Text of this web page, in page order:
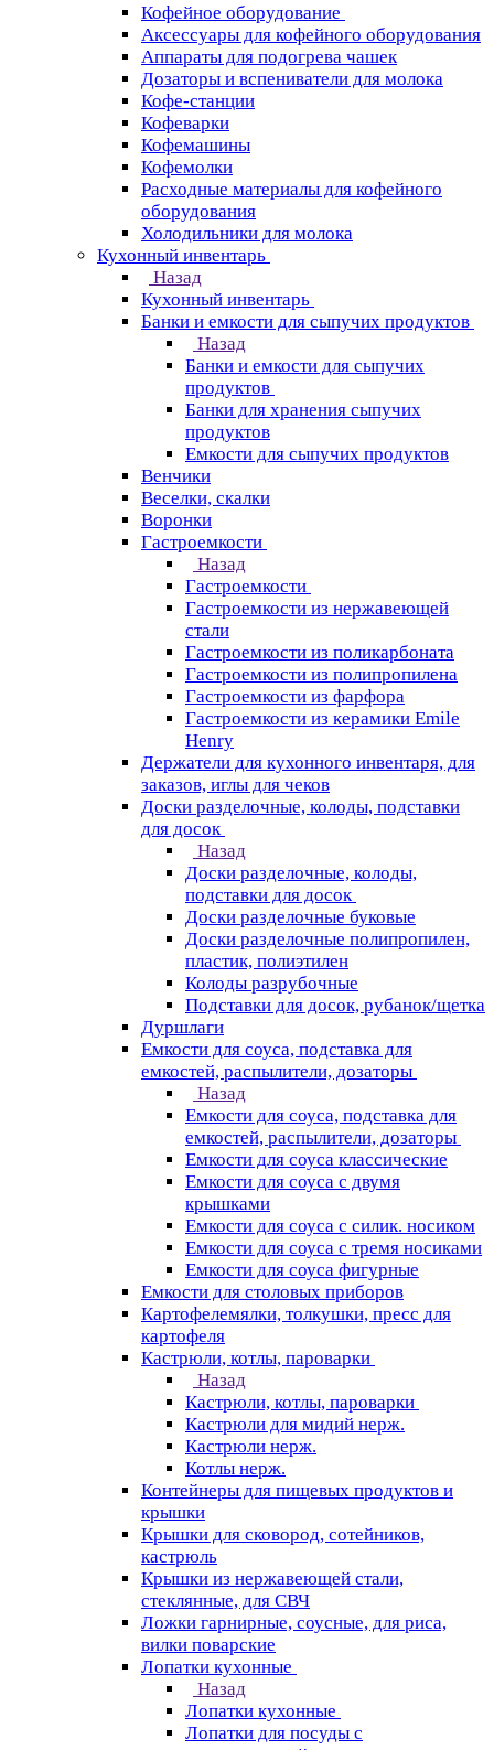
Кофейное оборудование
Аксессуары для кофейного оборудования
Аппараты для подогрева чашек
Дозаторы и вспениватели для молока
Кофе-станции
Кофеварки
Кофемашины
Кофемолки
Расходные материалы для кофейного
оборудования
Холодильники для молока
Кухонный инвентарь
Назад
Кухонный инвентарь
Банки и емкости для сыпучих продуктов
Назад
Банки и емкости для сыпучих
продуктов
Банки для хранения сыпучих
продуктов
Емкости для сыпучих продуктов
Венчики
Веселки, скалки
Воронки
Гастроемкости
Назад
Гастроемкости
Гастроемкости из нержавеющей
стали
Гастроемкости из поликарбоната
Гастроемкости из полипропилена
Гастроемкости из фарфора
Гастроемкости из керамики Emile
Henry
Держатели для кухонного инвентаря, для
заказов, иглы для чеков
Доски разделочные, колоды, подставки
для досок
Назад
Доски разделочные, колоды,
подставки для досок
Доски разделочные буковые
Доски разделочные полипропилен,
пластик, полиэтилен
Колоды разрубочные
Подставки для досок, рубанок/щетка
Дуршлаги
Емкости для соуса, подставка для
емкостей, распылители, дозаторы
Назад
Емкости для соуса, подставка для
емкостей, распылители, дозаторы
Емкости для соуса классические
Емкости для соуса с двумя
крышками
Емкости для соуса с силик. носиком
Емкости для соуса с тремя носиками
Емкости для соуса фигурные
Емкости для столовых приборов
Картофелемялки, толкушки, пресс для
картофеля
Кастрюли, котлы, пароварки
Назад
Кастрюли, котлы, пароварки
Кастрюли для мидий нерж.
Кастрюли нерж.
Котлы нерж.
Контейнеры для пищевых продуктов и
крышки
Крышки для сковород, сотейников,
кастрюль
Крышки из нержавеющей стали,
стеклянные, для СВЧ
Ложки гарнирные, соусные, для риса,
вилки поварские
Лопатки кухонные
Назад
Лопатки кухонные
Лопатки для посуды с